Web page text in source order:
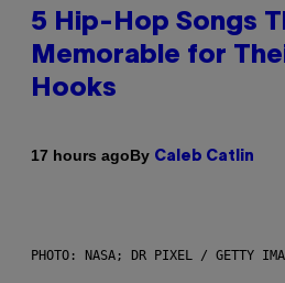
5 Hip-Hop Songs
Memorable for
Hooks
17 hours agoBy Caleb Catlin
PHOTO: NASA; DR PIXEL / GETTY